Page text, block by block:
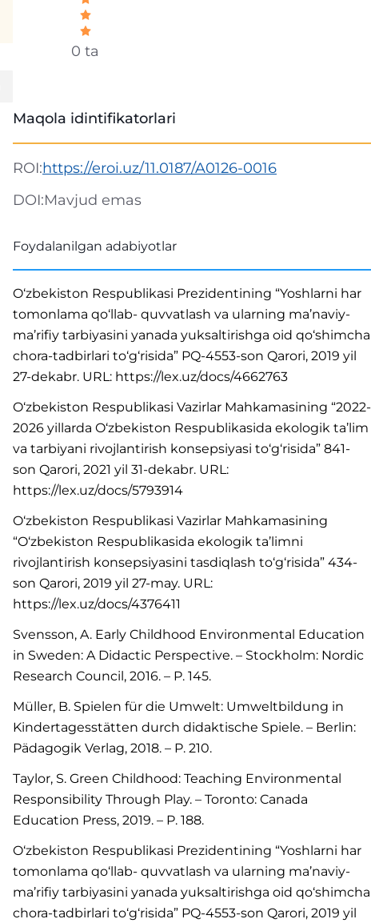
0 ta
Maqola idintifikatorlari
ROI:https://eroi.uz/11.0187/A0126-0016
DOI:Mavjud emas
Foydalanilgan adabiyotlar
O‘zbekiston Respublikasi Prezidentining “Yoshlarni har
tomonlama qo‘llab- quvvatlash va ularning ma’naviy-
ma’rifiy tarbiyasini yanada yuksaltirishga oid qo‘shimcha
chora-tadbirlari to‘g‘risida” PQ-4553-son Qarori, 2019 yil
27-dekabr. URL: https://lex.uz/docs/4662763
O‘zbekiston Respublikasi Vazirlar Mahkamasining “2022-
2026 yillarda O‘zbekiston Respublikasida ekologik ta’lim
va tarbiyani rivojlantirish konsepsiyasi to‘g‘risida” 841-
son Qarori, 2021 yil 31-dekabr. URL:
https://lex.uz/docs/5793914
O‘zbekiston Respublikasi Vazirlar Mahkamasining
“O‘zbekiston Respublikasida ekologik ta’limni
rivojlantirish konsepsiyasini tasdiqlash to‘g‘risida” 434-
son Qarori, 2019 yil 27-may. URL:
https://lex.uz/docs/4376411
Svensson, A. Early Childhood Environmental Education
in Sweden: A Didactic Perspective. – Stockholm: Nordic
Research Council, 2016. – P. 145.
Müller, B. Spielen für die Umwelt: Umweltbildung in
Kindertagesstätten durch didaktische Spiele. – Berlin:
Pädagogik Verlag, 2018. – P. 210.
Taylor, S. Green Childhood: Teaching Environmental
Responsibility Through Play. – Toronto: Canada
Education Press, 2019. – P. 188.
O‘zbekiston Respublikasi Prezidentining “Yoshlarni har
tomonlama qo‘llab- quvvatlash va ularning ma’naviy-
ma’rifiy tarbiyasini yanada yuksaltirishga oid qo‘shimcha
chora-tadbirlari to‘g‘risida” PQ-4553-son Qarori, 2019 yil